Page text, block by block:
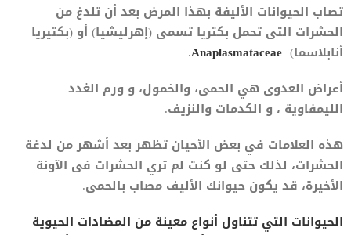
تصاب الحيوانات الأليفة بهذا المرض بعد أن تلدغ من
الحشرات التى تحمل بكتريا تسمى (إهرليشيا) أو (بكتيريا
أنابلاسما) Anaplasmataceae
.
أعراض العدوى هي الحمى، والخمول، و ورم الغدد
الليمفاوية ، و الكدمات والنزيف.
هذه العلامات في بعض الأحيان تظهر بعد أشهر من لدغة
الحشرات، لذلك حتى لو كنت لم تري الحشرات فى الآونة
الأخيرة، قد يكون حيوانك الأليف مصاب بالحمى.
الحيوانات التي تتناول أنواع معينة من المضادات الحيوية